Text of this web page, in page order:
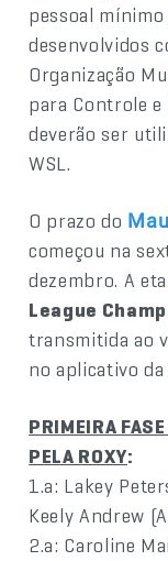
pessoal
desenvolvidos
Organização
para Controle e
deverão ser
WSL.
O prazo do
começou na
dezembro. A
League
transmitida ao
no aplicativo da
PRIMEIRA
PELA ROXY:
1.a: Lakey
Keely Andrew
2.a: Caroline